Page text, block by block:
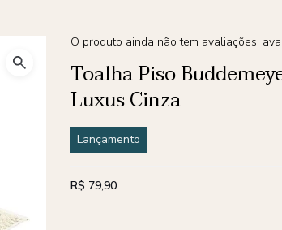
O produto ainda não tem avaliações,
Toalha Piso
Luxus Cinza
Lançamento
R$ 79,90